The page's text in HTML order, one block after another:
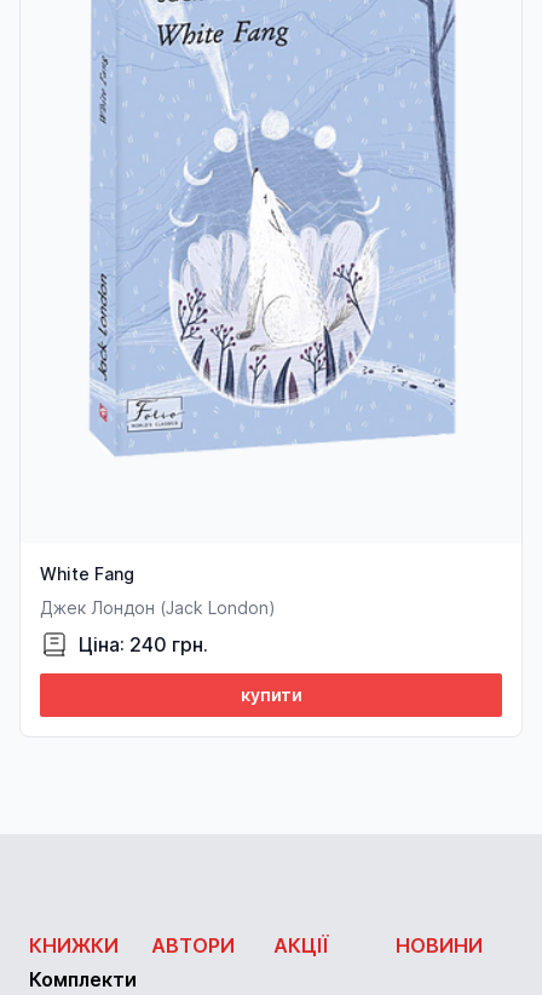
White Fang
Джек Лондон (Jack London)
Ціна: 240 грн.
купити
КНИЖКИ
Комплекти
АВТОРИ АКЦІЇ НОВИНИ